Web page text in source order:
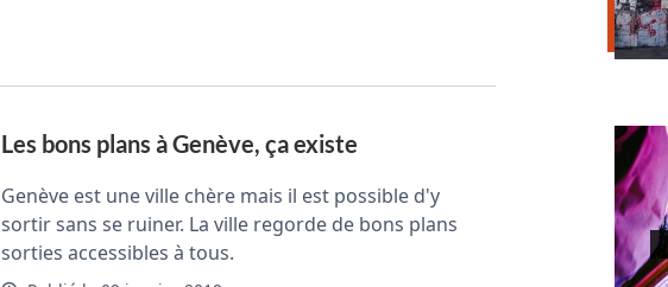
Les bons plans à Genève, ça existe
Genève est une ville chère mais il est possible d'y
sortir sans se ruiner. La ville regorde de bons plans
sorties accessibles à tous.